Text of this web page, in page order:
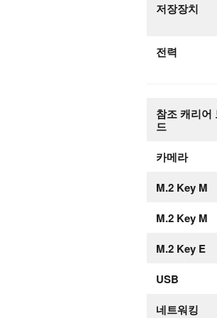
저장장치
전력
참조 캐리어
드
카메라
M.2 Key M
M.2 Key M
M.2 Key E
USB
네트워킹